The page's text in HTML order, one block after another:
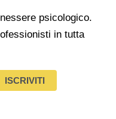
psicologico.
in tutta
ISCRIVITI